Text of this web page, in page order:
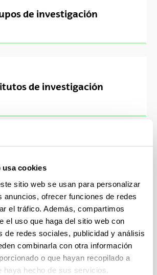
usa cookies
sitio web se usan para personalizar
anuncios, ofrecer funciones de redes
el tráfico. Además, compartimos
el uso que haga del sitio web con
de redes sociales, publicidad y análisis
combinarla con otra información
o que hayan recopilado a
haya hecho de sus servicios.
de investigación
de investigación
Cátedras